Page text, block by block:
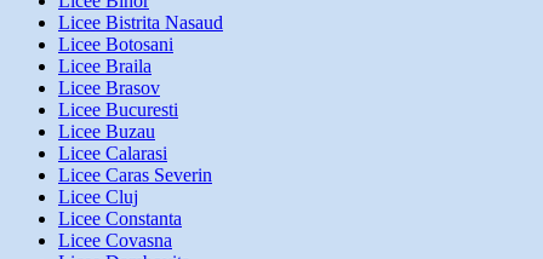
Licee Bistrita Nasaud
Licee Botosani
Licee Braila
Licee Brasov
Licee Bucuresti
Licee Buzau
Licee Calarasi
Licee Caras Severin
Licee Cluj
Licee Constanta
Licee Covasna